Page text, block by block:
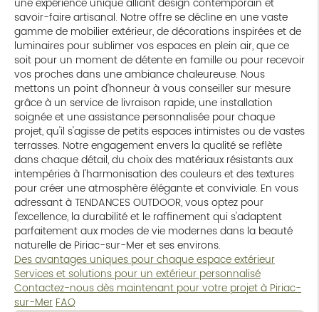
une expérience unique alliant design contemporain et
savoir-faire artisanal. Notre offre se décline en une vaste
gamme de mobilier extérieur, de décorations inspirées et de
luminaires pour sublimer vos espaces en plein air, que ce
soit pour un moment de détente en famille ou pour recevoir
vos proches dans une ambiance chaleureuse. Nous
mettons un point d'honneur à vous conseiller sur mesure
grâce à un service de livraison rapide, une installation
soignée et une assistance personnalisée pour chaque
projet, qu'il s'agisse de petits espaces intimistes ou de vastes
terrasses. Notre engagement envers la qualité se reflète
dans chaque détail, du choix des matériaux résistants aux
intempéries à l'harmonisation des couleurs et des textures
pour créer une atmosphère élégante et conviviale. En vous
adressant à TENDANCES OUTDOOR, vous optez pour
l'excellence, la durabilité et le raffinement qui s'adaptent
parfaitement aux modes de vie modernes dans la beauté
naturelle de Piriac-sur-Mer et ses environs.
Des avantages uniques pour chaque espace extérieur
Services et solutions pour un extérieur personnalisé
Contactez-nous dès maintenant pour votre projet à Piriac-
sur-MerFAQ